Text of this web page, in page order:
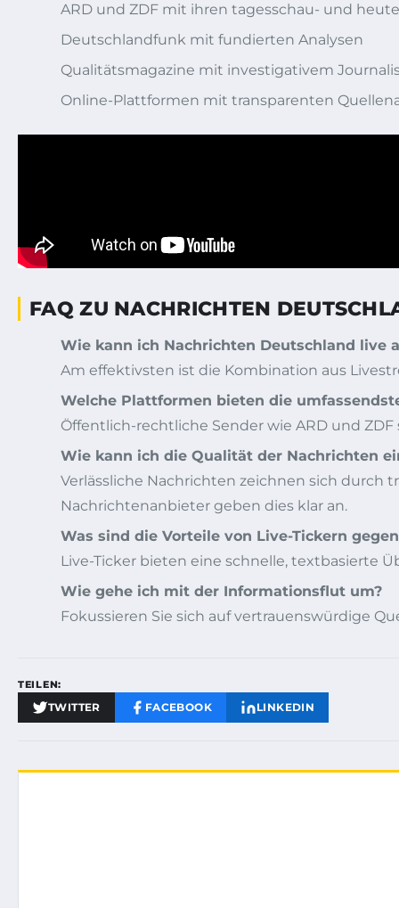
ARD und ZDF mit ihren tagesschau- und
Deutschlandfunk mit fundierten Analysen
Qualitätsmagazine mit investigativem
Online-Plattformen mit transparenten
FAQ ZU NACHRICHTEN
Wie kann ich Nachrichten Deutschland live
Am effektivsten ist die Kombination aus
Welche Plattformen bieten die
Öffentlich-rechtliche Sender wie ARD und
Wie kann ich die Qualität der Nachrichten
Verlässliche Nachrichten zeichnen sich durch
Nachrichtenanbieter geben dies klar an.
Was sind die Vorteile von Live-Tickern
Live-Ticker bieten eine schnelle, textbasierte
Wie gehe ich mit der Informationsflut um?
Fokussieren Sie sich auf vertrauenswürdige
TEILEN:
TWITTER FACEBOOK LINKEDIN